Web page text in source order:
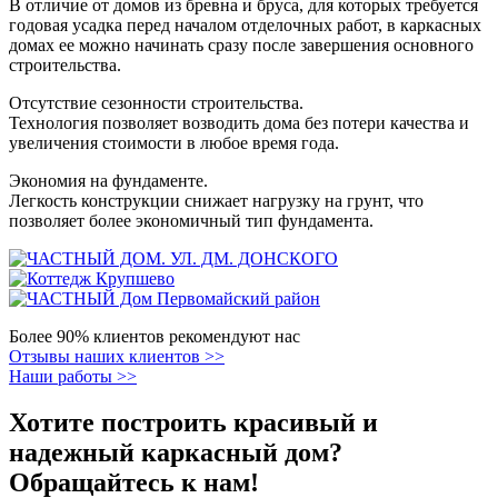
В отличие от домов из бревна и бруса, для которых требуется
годовая усадка перед началом отделочных работ, в каркасных
домах ее можно начинать сразу после завершения основного
строительства.
Отсутствие сезонности строительства.
Технология позволяет возводить дома без потери качества и
увеличения стоимости в любое время года.
Экономия на фундаменте.
Легкость конструкции снижает нагрузку на грунт, что
позволяет более экономичный тип фундамента.
Более 90% клиентов рекомендуют нас
Отзывы наших клиентов >>
Наши работы >>
Хотите построить красивый и
надежный каркасный дом?
Обращайтесь к нам!